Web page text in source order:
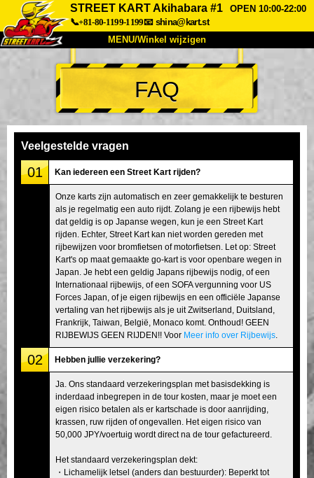
STREET KART Akihabara #1
OPEN 10:00-22:00
📞+81-80-1199-1199📧 shina@kart.st
MENU/Winkel wijzigen
TOP
Over Specificaties Prijzen
Bedrijf
Tokyo Shinagawa Tokyo Akihabara#1
Tokyo Akihabara#2 Tokyo Shibuya
Tokyo Shibuya Annex Tokyo Bay
Tokyo Asakusa Osaka
Okinawa
FAQ
Veelgestelde vragen
01 Kan iedereen een Street Kart rijden?
Onze karts zijn automatisch en zeer gemakkelijk te besturen
als je regelmatig een auto rijdt. Zolang je een rijbewijs hebt
dat geldig is op Japanse wegen, kun je een Street Kart
rijden. Echter, Street Kart kan niet worden gereden met
rijbewijzen voor bromfietsen of motorfietsen. Let op: Street
Kart's op maat gemaakte go-kart is voor openbare wegen in
Japan. Je hebt een geldig Japans rijbewijs nodig, of een
Internationaal rijbewijs, of een SOFA vergunning voor US
Forces Japan, of je eigen rijbewijs en een officiële Japanse
vertaling van het rijbewijs als je uit Zwitserland, Duitsland,
Frankrijk, Taiwan, België, Monaco komt. Onthoud! GEEN
RIJBEWIJS GEEN RIJDEN!! Voor Meer info over Rijbewijs
02 Hebben jullie verzekering?
Ja. Ons standaard verzekeringsplan met basisdekking is
inderdaad inbegrepen in de tour kosten, maar je moet een
eigen risico betalen als er kartschade is door aanrijding,
krassen, ruw rijden of ongevallen. Het eigen risico van
50,000 JPY/voertuig wordt direct na de tour gefactureerd.
Het standaard verzekeringsplan dekt:
・Lichamelijk letsel (anders dan bestuurder): Beperkt tot